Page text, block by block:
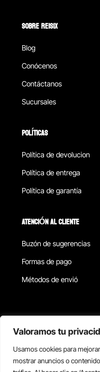
Valoramos tu
Usamos cookies para
mostrar anuncios o
SOBRE REISIX
Blog
Conócenos
Contáctanos
Sucursales
POLÍTICAS
Política de devolucion
Política de entrega
Política de garantía
ATENCIÓN AL CLIENTE
Buzón de sugerencias
Formas de pago
Métodos de envió
Copyright © 2026 Reisix.